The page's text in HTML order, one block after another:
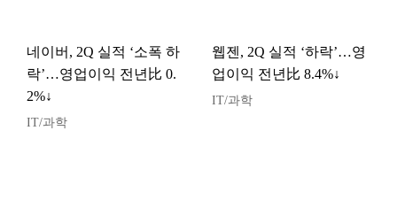
네이버, 2Q 실적 ‘소폭 하
락’…영업이익 전년比 0.
2%↓
IT/과학
웹젠, 2Q 실적 ‘하락’…영
업이익 전년比 8.4%↓
IT/과학